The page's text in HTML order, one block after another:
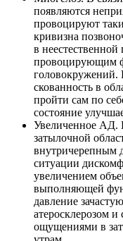
появляются
провоцируют
кривизна
в неестественной
провоцирующим
головокружений.
скованность в
пройти сам по
состояние
Увеличенное АД.
затылочной
внутричерепным
ситуации
увеличением
выполняющей
давление
атеросклерозом
ощущениями в